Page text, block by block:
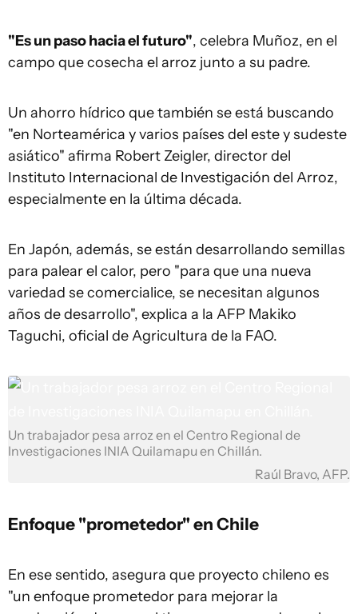
"Es un paso hacia el futuro", celebra Muñoz, en el
campo que cosecha el arroz junto a su padre.
Un ahorro hídrico que también se está buscando
"en Norteamérica y varios países del este y sudeste
asiático" afirma Robert Zeigler, director del
Instituto Internacional de Investigación del Arroz,
especialmente en la última década.
En Japón, además, se están desarrollando semillas
para palear el calor, pero "para que una nueva
variedad se comercialice, se necesitan algunos
años de desarrollo", explica a la AFP Makiko
Taguchi, oficial deAgricultura de la FAO.
Un trabajador pesa arroz en el Centro Regional de
Investigaciones INIA Quilamapu en Chillán.
Raúl Bravo, AFP.
Enfoque "prometedor" en Chile
En ese sentido, asegura que proyecto chileno es
"un enfoque prometedor para mejorar la